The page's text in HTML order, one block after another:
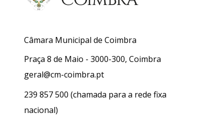
Câmara Municipal de Coimbra
Praça 8 de Maio - 3000-300, Coimbra
geral@cm-coimbra.pt
239 857 500 (chamada para a rede fixa
nacional)